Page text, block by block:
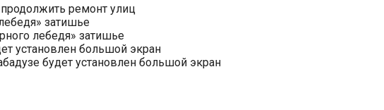
ремонт улиц
затишье
лебедя» затишье
установлен большой экран
будет установлен большой экран